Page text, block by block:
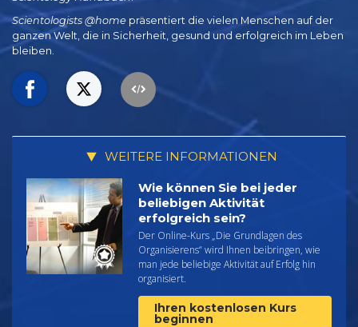
Scientologists @home präsentiert die vielen Menschen auf der
ganzen Welt, die in Sicherheit, gesund und erfolgreich im Leben
bleiben.
WEITERE INFORMATIONEN
Wie können Sie bei jeder
beliebigen Aktivität
erfolgreich sein?
Der Online-Kurs „Die Grundlagen des
Organisierens“ wird Ihnen beibringen, wie
man jede beliebige Aktivität auf Erfolg hin
organisiert.
Ihren kostenlosen Kurs
beginnen